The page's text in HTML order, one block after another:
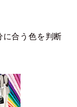
に合う色を判断